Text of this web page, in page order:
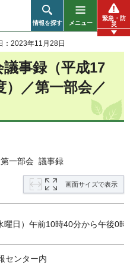
情報を探す メニュー
緊急・防
災
：2023年11月28日
事録（平成17
）／第一部会／
一部会 議事録
画面サイズで表示
曜日）午前10時40分から午後0時
センター内